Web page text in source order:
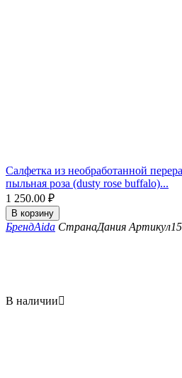
Салфетка из необработанной
пыльная роза (dusty rose buffalo)...
1 250.00 ₽
В корзину
БрендAida СтранаДания Артикул
В наличии